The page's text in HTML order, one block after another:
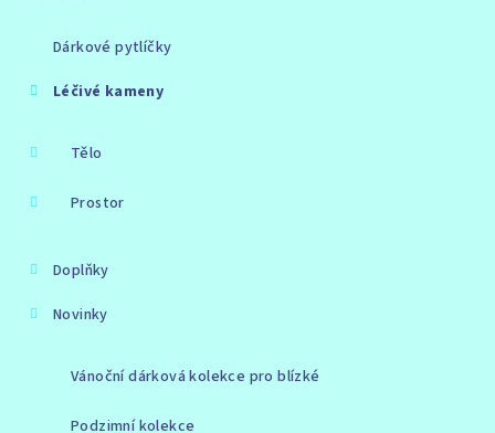
Dárkové pytlíčky
Léčivé kameny
Tělo
Prostor
Doplňky
Novinky
Vánoční dárková kolekce pro blízké
Podzimní kolekce